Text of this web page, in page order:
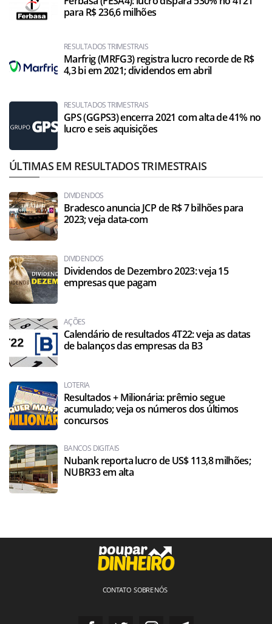
para R$ 236,6 milhões
RESULTADOS TRIMESTRAIS
Marfrig (MRFG3) registra lucro recorde de R$
4,3 bi em 2021; dividendos em abril
RESULTADOS TRIMESTRAIS
GPS (GGPS3) encerra 2021 com alta de 41% no
lucro e seis aquisições
ÚLTIMAS EM RESULTADOS TRIMESTRAIS
DIVIDENDOS
Bradesco anuncia JCP de R$ 7 bilhões para
2023; veja data-com
DIVIDENDOS
Dividendos de Dezembro 2023: veja 15
empresas que pagam
AÇÕES
Calendário de resultados 4T22: veja as datas
de balanços das empresas da B3
LOTERIA
Resultados + Milionária: prêmio segue
acumulado; veja os números dos últimos
concursos
BANCOS DIGITAIS
Nubank reporta lucro de US$ 113,8 milhões;
NUBR33 em alta
CONTATO SOBRE NÓS